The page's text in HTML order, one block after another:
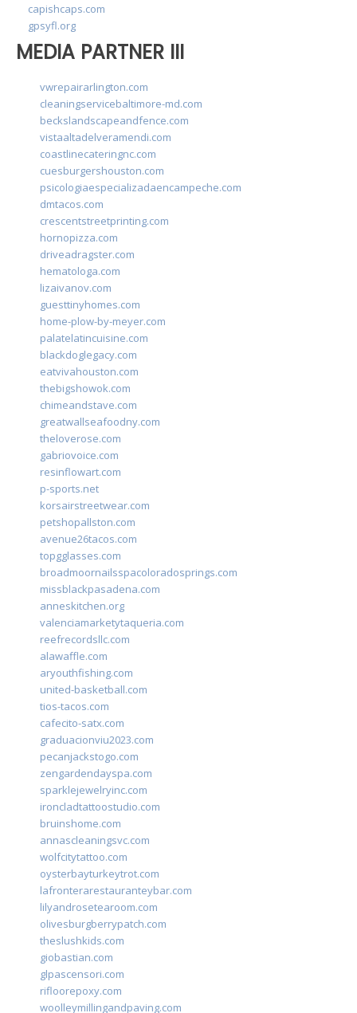
capishcaps.com
gpsyfl.org
MEDIA PARTNER III
vwrepairarlington.com
cleaningservicebaltimore-md.com
beckslandscapeandfence.com
vistaaltadelveramendi.com
coastlinecateringnc.com
cuesburgershouston.com
psicologiaespecializadaencampeche.com
dmtacos.com
crescentstreetprinting.com
hornopizza.com
driveadragster.com
hematologa.com
lizaivanov.com
guesttinyhomes.com
home-plow-by-meyer.com
palatelatincuisine.com
blackdoglegacy.com
eatvivahouston.com
thebigshowok.com
chimeandstave.com
greatwallseafoodny.com
theloverose.com
gabriovoice.com
resinflowart.com
p-sports.net
korsairstreetwear.com
petshopallston.com
avenue26tacos.com
topgglasses.com
broadmoornailsspacoloradosprings.com
missblackpasadena.com
anneskitchen.org
valenciamarketytaqueria.com
reefrecordsllc.com
alawaffle.com
aryouthfishing.com
united-basketball.com
tios-tacos.com
cafecito-satx.com
graduacionviu2023.com
pecanjackstogo.com
zengardendayspa.com
sparklejewelryinc.com
ironcladtattoostudio.com
bruinshome.com
annascleaningsvc.com
wolfcitytattoo.com
oysterbayturkeytrot.com
lafronterarestauranteybar.com
lilyandrosetearoom.com
olivesburgberrypatch.com
theslushkids.com
giobastian.com
glpascensori.com
rifloorepoxy.com
woolleymillingandpaving.com